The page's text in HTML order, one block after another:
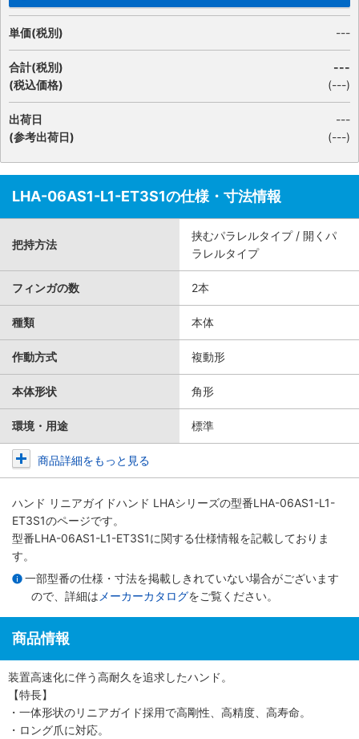
単価(税別) ---
合計(税別)
(税込価格)
---
(---)
出荷日
(参考出荷日)
---
(---)
LHA-06AS1-L1-ET3S1の仕様・寸法情報
把持方法
挟むパラレルタイプ / 開くパ
ラレルタイプ
フィンガの数 2本
種類 本体
作動方式 複動形
本体形状 角形
環境・用途 標準
商品詳細をもっと見る
ハンド リニアガイドハンド LHAシリーズの型番LHA-06AS1-L1-
ET3S1のページです。
型番LHA-06AS1-L1-ET3S1に関する仕様情報を記載しておりま
す。
一部型番の仕様・寸法を掲載しきれていない場合がございます
ので、詳細は メーカーカタログをご覧ください。
商品情報
装置高速化に伴う高耐久を追求したハンド。
【特長】
・一体形状のリニアガイド採用で高剛性、高精度、高寿命。
・ロング爪に対応。